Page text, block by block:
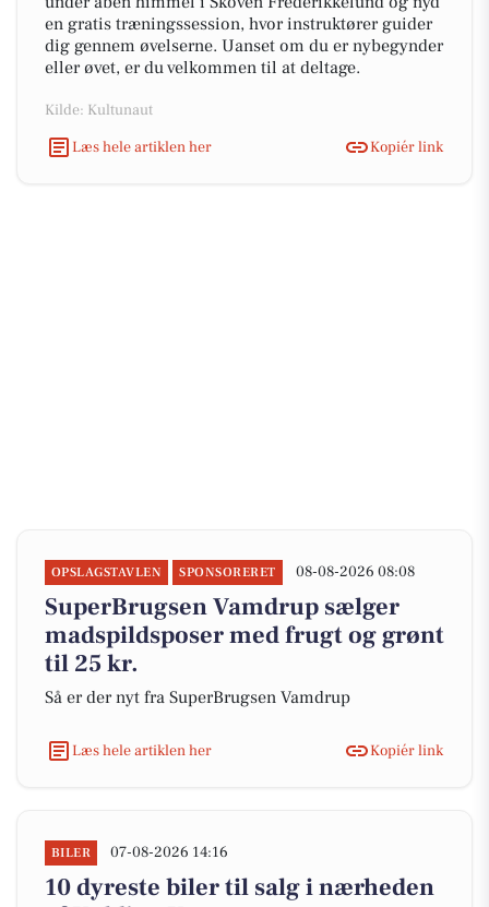
en gratis træningssession, hvor instruktører guider
dig gennem øvelserne. Uanset om du er nybegynder
eller øvet, er du velkommen til at deltage.
Kilde: Kultunaut
Læs hele artiklen her
Kopiér link
OPSLAGSTAVLEN SPONSORERET 08-08-2026 08:08
SuperBrugsen Vamdrup sælger
madspildsposer med frugt og grønt
til 25 kr.
Så er der nyt fra SuperBrugsen Vamdrup
Læs hele artiklen her Kopiér link
BILER 07-08-2026 14:16
10 dyreste biler til salg i nærheden